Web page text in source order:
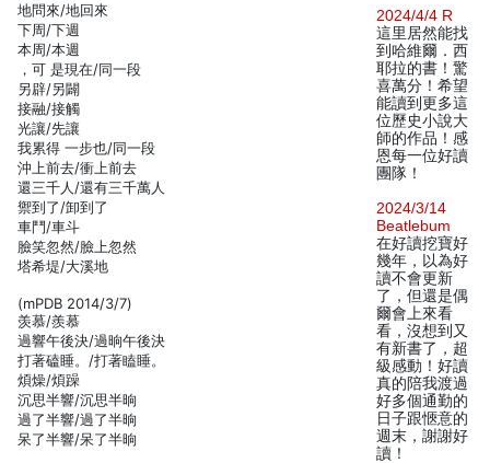
地問來/地回來
下周/下週
本周/本週
，可 是現在/同一段
另辟/另闢
接融/接觸
光讓/先讓
我累得 一步也/同一段
沖上前去/衝上前去
還三千人/還有三千萬人
禦到了/卸到了
車鬥/車斗
臉笑忽然/臉上忽然
塔希堤/大溪地
(mPDB 2014/3/7)
羡慕/羨慕
過響午後決/過晌午後決
打著磕睡。/打著瞌睡。
煩燥/煩躁
沉思半響/沉思半晌
過了半響/過了半晌
呆了半響/呆了半晌
2024/4/4 R
這里居然能找
到哈維爾．西
耶拉的書！驚
喜萬分！希望
能讀到更多這
位歷史小說大
師的作品！感
恩每一位好讀
團隊！
2024/3/14
Beatlebum
在好讀挖寶好
幾年，以為好
讀不會更新
了，但還是偶
爾會上來看
看，沒想到又
有新書了，超
級感動！好讀
真的陪我渡過
好多個通勤的
日子跟愜意的
週末，謝謝好
讀！